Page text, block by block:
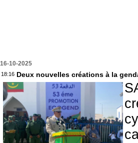
16-10-2025
18:16 Deux nouvelles créations à la